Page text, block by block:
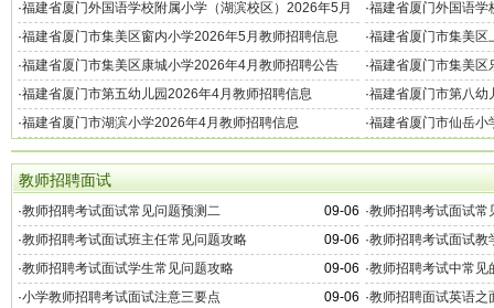
顶岗教师招聘信息
教师招聘信息
·福建省厦门外国语学校附属小学（湖滨校区）2026年5月
教师招聘信息
·福建省厦门外国语
教师招聘信息
·福建省厦门市集美区窗内小学2026年5月教师招聘信息 ·福建省厦门市集美
·福建省厦门市集美区康城小学2026年4月教师招聘公告 ·福建省厦门市集美
招聘信息
·福建省厦门市第五幼儿园2026年4月教师招聘信息 ·福建省厦门市第八
·福建省厦门市湖滨小学2026年4月教师招聘信息 ·福建省厦门市仙岳
教师招聘面试
09-06
·教师招聘考试面试常见问题预测二 ·教师招聘考试面试常
09-06
·教师招聘考试面试班主任常见问题攻略 ·教师招聘考试面试教
09-06
·教师招聘考试面试学生常见问题攻略 ·教师招聘考试中常见
09-06
·小学教师招聘考试面试注意三要点 ·教师招聘面试英语之